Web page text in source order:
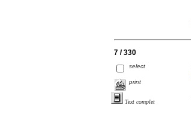
7 / 330
select
print
Text complet